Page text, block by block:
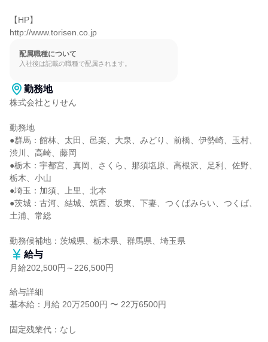
【HP】
http://www.torisen.co.jp
配属職種について
入社後は記載の職種で配属されます。
勤務地
株式会社とりせん
勤務地
●群馬：館林、太田、邑楽、大泉、みどり、前橋、伊勢崎、玉村、
渋川、高崎、藤岡
●栃木：宇都宮、真岡、さくら、那須塩原、高根沢、足利、佐野、
栃木、小山
●埼玉：加須、上里、北本
●茨城：古河、結城、筑西、坂東、下妻、つくばみらい、つくば、
土浦、常総
勤務候補地：茨城県、栃木県、群馬県、埼玉県
給与
月給202,500円～226,500円
給与詳細
基本給：月給 20万2500円 〜 22万6500円
固定残業代：なし